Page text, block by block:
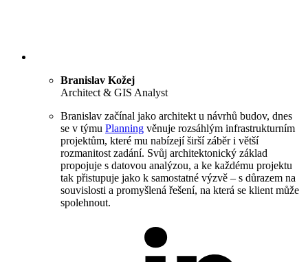
Branislav Kožej
Architect & GIS Analyst
Branislav začínal jako architekt u návrhů budov, dnes
se v týmu Planning věnuje rozsáhlým infrastrukturním
projektům, které mu nabízejí širší záběr i větší
rozmanitost zadání. Svůj architektonický základ
propojuje s datovou analýzou, a ke každému projektu
tak přistupuje jako k samostatné výzvě – s důrazem na
souvislosti a promyšlená řešení, na která se klient může
spolehnout.